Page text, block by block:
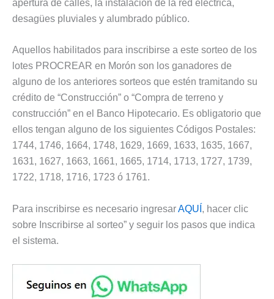
apertura de calles, la instalación de la red eléctrica,
desagües pluviales y alumbrado público.
Aquellos habilitados para inscribirse a este sorteo de los
lotes PROCREAR en Morón son los ganadores de
alguno de los anteriores sorteos que estén tramitando su
crédito de “Construcción” o “Compra de terreno y
construcción” en el Banco Hipotecario. Es obligatorio que
ellos tengan alguno de los siguientes Códigos Postales:
1744, 1746, 1664, 1748, 1629, 1669, 1633, 1635, 1667,
1631, 1627, 1663, 1661, 1665, 1714, 1713, 1727, 1739,
1722, 1718, 1716, 1723 ó 1761.
Para inscribirse es necesario ingresarAQUÍ , hacer clic
sobre Inscribirse al sorteo” y seguir los pasos que indica
el sistema.